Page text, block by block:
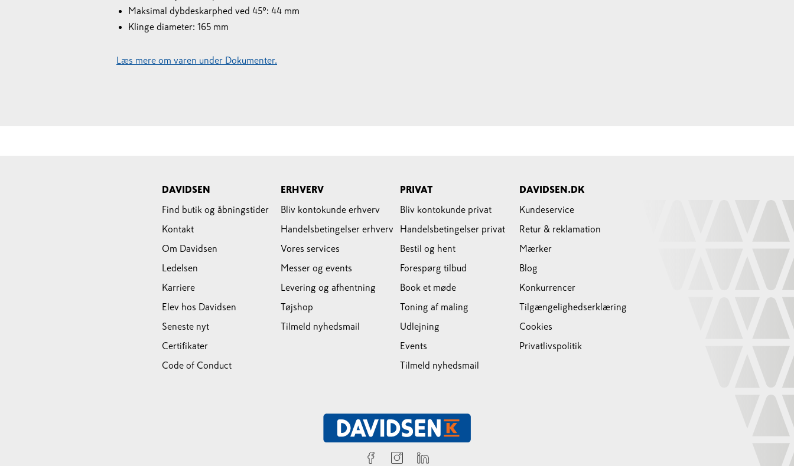
Maksimal dybdeskarphed ved 45º: 44 mm
Klinge diameter: 165 mm
Læs mere om varen under Dokumenter.
DAVIDSEN
Find butik og åbningstider
Kontakt
Om Davidsen
Ledelsen
Karriere
Elev hos Davidsen
Seneste nyt
Certifikater
Code of Conduct
ERHVERV
Bliv kontokunde erhverv
Handelsbetingelser erhverv
Vores services
Messer og events
Levering og afhentning
Tøjshop
Tilmeld nyhedsmail
PRIVAT
Bliv kontokunde privat
Handelsbetingelser privat
Bestil og hent
Forespørg tilbud
Book et møde
Toning af maling
Udlejning
Events
Tilmeld nyhedsmail
DAVIDSEN.DK
Kundeservice
Retur & reklamation
Mærker
Blog
Konkurrencer
Tilgængelighedserklæring
Cookies
Privatlivspolitik